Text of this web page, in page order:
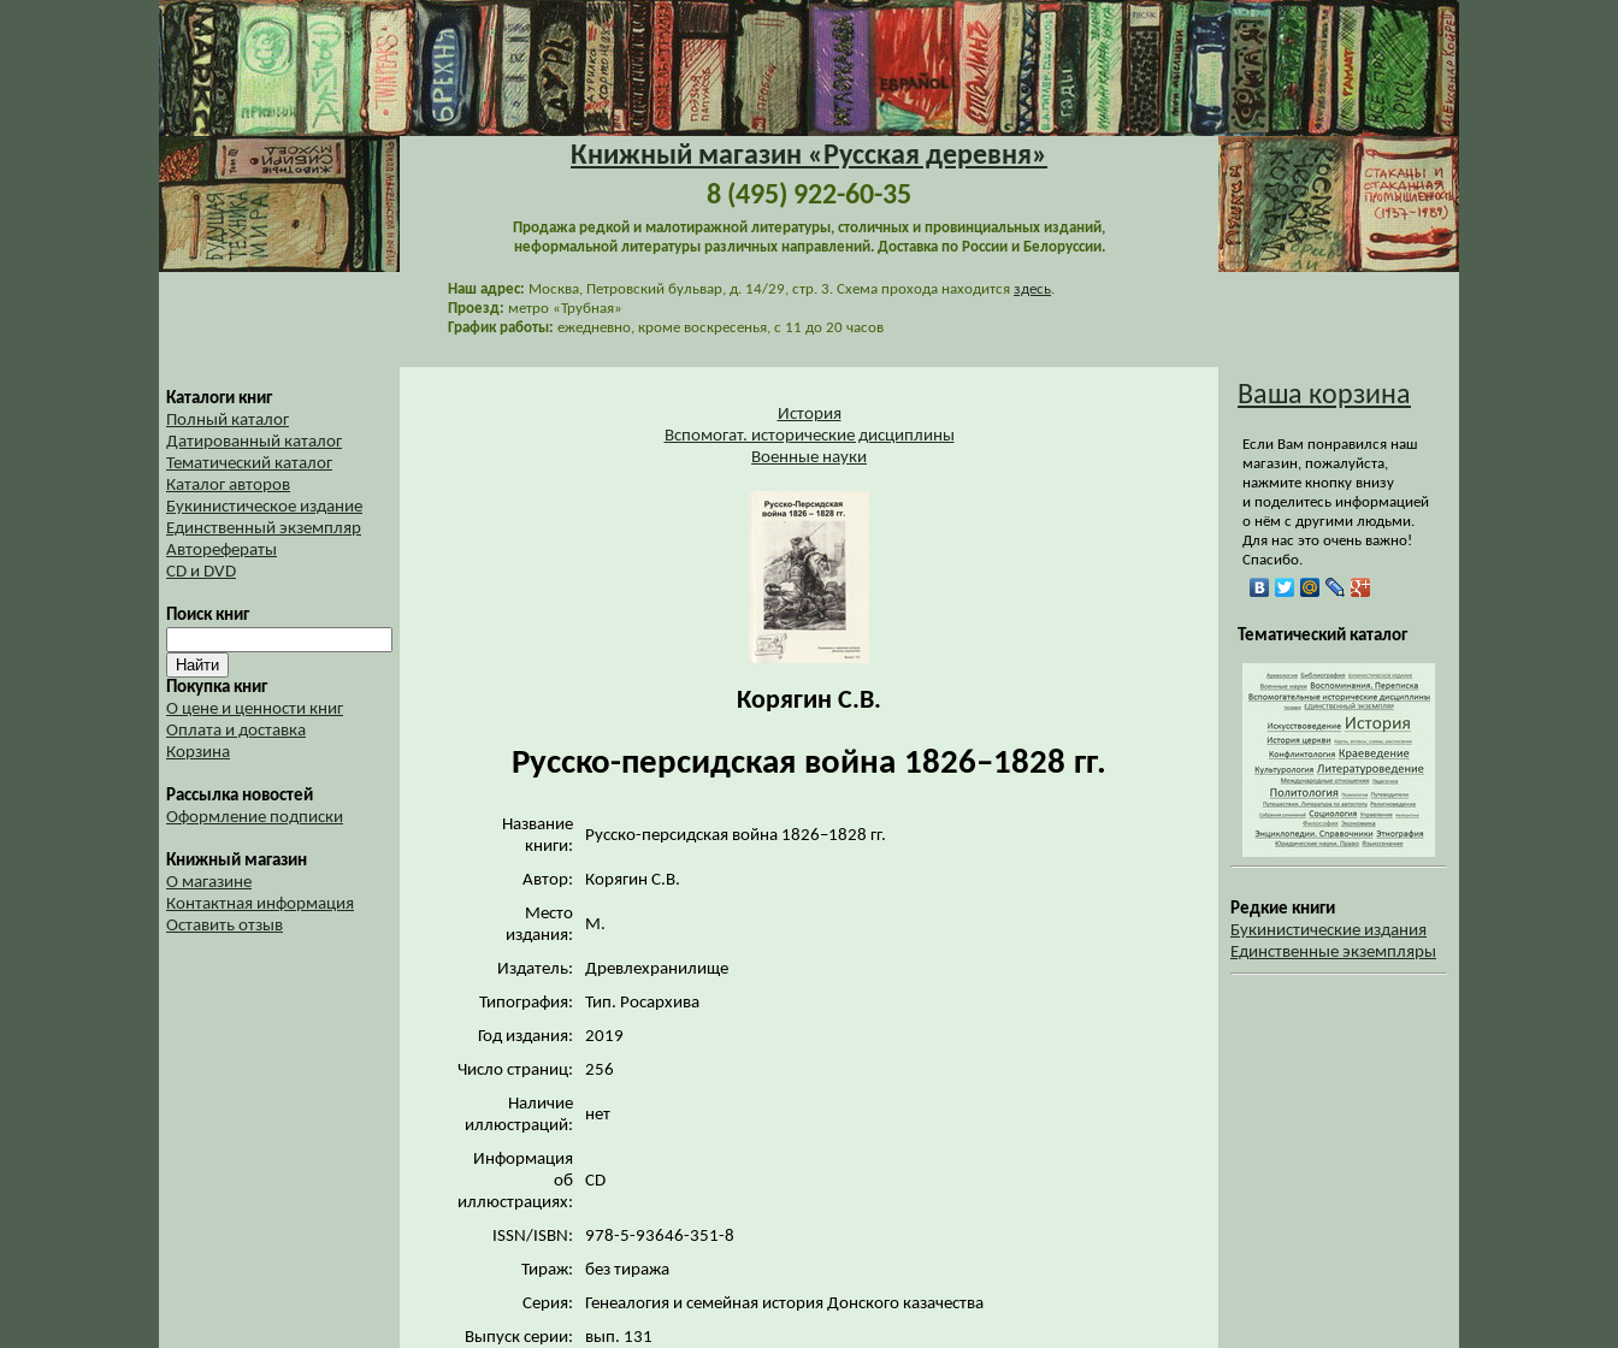
Книжный магазин «Русская деревня»
8 (495) 922-60-35
Продажа редкой и малотиражной литературы, столичных и провинциальных изданий,
неформальной литературы различных направлений. Доставка по России и Белоруссии.
Наш адрес: Москва, Петровский бульвар, д. 14/29, стр. 3. Схема прохода находится здесь.
Проезд: метро «Трубная»
График работы: ежедневно, кроме воскресенья, с 11 до 20 часов
Каталоги книг
Полный каталог
Датированный каталог
Тематический каталог
Каталог авторов
Букинистическое издание
Единственный экземпляр
Авторефераты
CD и DVD
Поиск книг
Покупка книг
О цене и ценности книг
Оплата и доставка
Корзина
Рассылка новостей
Оформление подписки
Книжный магазин
О магазине
Контактная информация
Оставить отзыв
История
Вспомогат. исторические дисциплины
Военные науки
Корягин С.В.
Русско-персидская война 1826–1828 гг.
Название
книги:
Русско-персидская война 1826–1828 гг.
Автор:
Корягин С.В.
Место
издания:
М.
Издатель:
Древлехранилище
Типография:
Тип. Росархива
Год издания:
2019
Число страниц:
256
Наличие
иллюстраций:
нет
Информация
об
иллюстрациях:
CD
ISSN/ISBN:
978-5-93646-351-8
Тираж:
без тиража
Серия:
Генеалогия и семейная история Донского казачества
Выпуск серии:
вып. 131
Ваша корзина
Если Вам понравился наш
магазин, пожалуйста,
нажмите кнопку внизу
и поделитесь информацией
о нём с другими людьми.
Для нас это очень важно!
Спасибо.
Тематический каталог
Редкие книги
Букинистические издания
Единственные экземпляры